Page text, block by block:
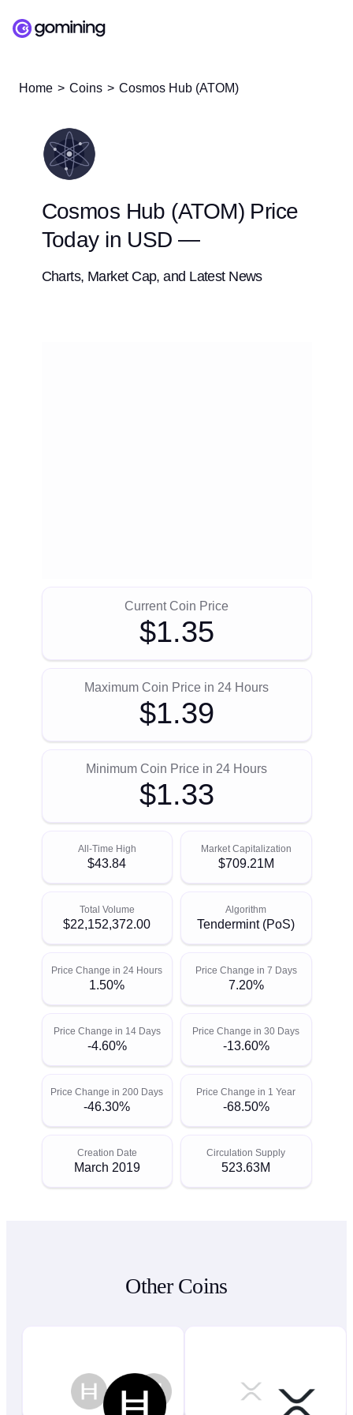
Home Coins Cosmos Hub (ATOM)
Cosmos Hub (ATOM) Price
Today in USD —
Charts, Market Cap, and Latest News
Current Coin Price
$1.35
Maximum Coin Price in 24 Hours
$1.39
Minimum Coin Price in 24 Hours
$1.33
All-Time High
$43.84
Market Capitalization
$709.21M
Total Volume
$22,152,372.00
Algorithm
Tendermint (PoS)
Price Change in 24 Hours
1.50%
Price Change in 7 Days
7.20%
Price Change in 14 Days
-4.60%
Price Change in 30 Days
-13.60%
Price Change in 200 Days
-46.30%
Price Change in 1 Year
-68.50%
Creation Date
March 2019
Circulation Supply
523.63M
Other Coins